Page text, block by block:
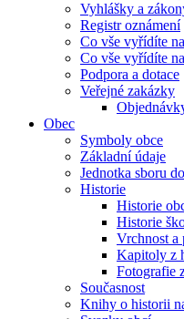
Vyhlášky a
Registr oznámení
Co vše vyřídíte
Co vše vyřídíte
Podpora a dotace
Veřejné zakázky
Obec
Symboly obce
Základní údaje
Jednotka sboru
Historie
Historie
Historie
Vrchnost a
Kapitoly z
Fotografie
Současnost
Knihy o historii